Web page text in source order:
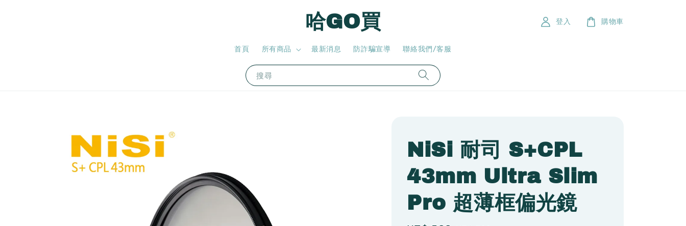
哈GO買
搜尋
首頁 所有商品 最新消息 防詐騙宣導 聯絡我們/客服
登入 購物車
NiSi 耐司 S+CPL
43mm Ultra Slim
Pro 超薄框偏光鏡